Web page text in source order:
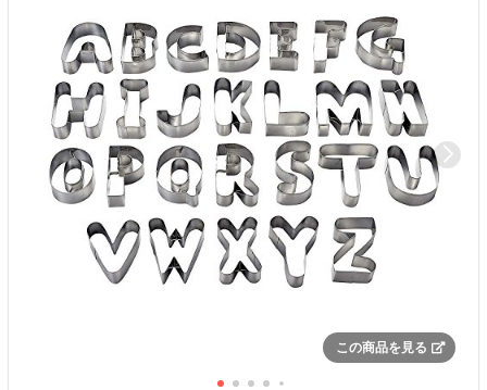
この商品を見る